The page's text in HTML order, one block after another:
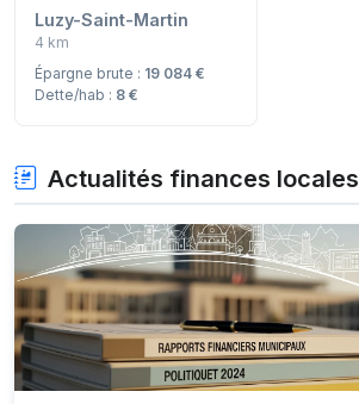
Luzy-Saint-Martin
4 km
Épargne brute : 19 084 €
Dette/hab : 8 €
Actualités finances locales